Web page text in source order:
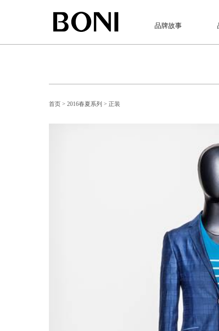
品牌故事
首页 > 2016春夏系列 > 正装